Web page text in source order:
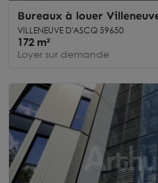
Bureaux à louer
6 places de parking
VILLENEUVE D'ASCQ 59650
172 m²
Loyer sur demande